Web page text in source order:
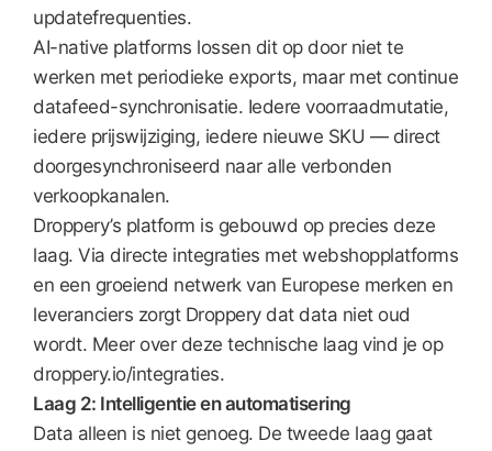
updatefrequenties.
AI-native platforms lossen dit op door niet te
werken met periodieke exports, maar met continue
datafeed-synchronisatie. Iedere voorraadmutatie,
iedere prijswijziging, iedere nieuwe SKU — direct
doorgesynchroniseerd naar alle verbonden
verkoopkanalen.
Droppery’s platform is gebouwd op precies deze
laag. Via directe integraties met webshopplatforms
en een groeiend netwerk van Europese merken en
leveranciers zorgt Droppery dat data niet oud
wordt. Meer over deze technische laag vind je op
droppery.io/integraties.
Laag 2: Intelligentie en automatisering
Data alleen is niet genoeg. De tweede laag gaat